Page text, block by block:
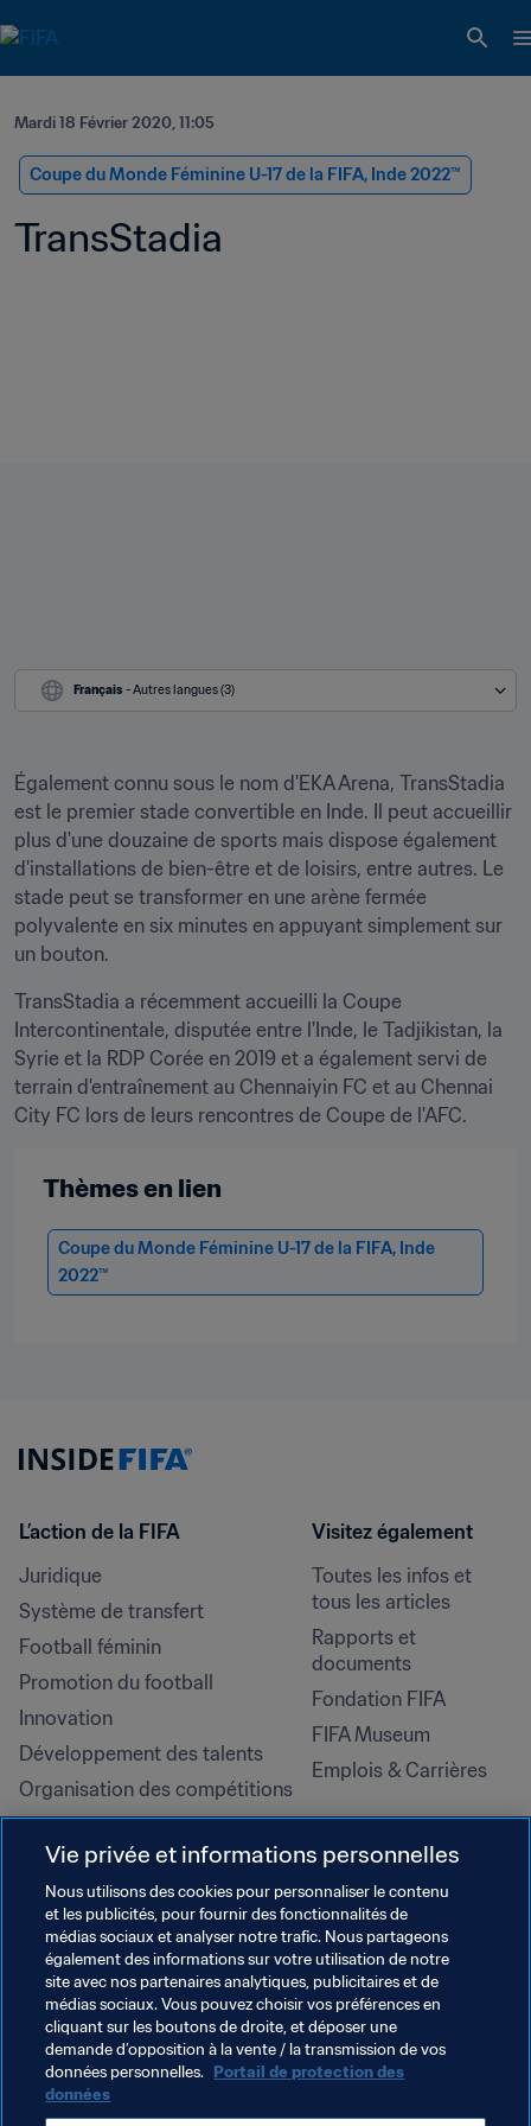
Mardi 18 Février 2020, 11:05
Coupe du Monde Féminine U-17 de la FIFA, Inde 2022™
TransStadia
Français - Autres langues (3)
Également connu sous le nom d'EKA Arena, TransStadia
est le premier stade convertible en Inde. Il peut accueillir
plus d'une douzaine de sports mais dispose également
d'installations de bien-être et de loisirs, entre autres. Le
stade peut se transformer en une arène fermée
polyvalente en six minutes en appuyant simplement sur
un bouton.
TransStadia a récemment accueilli la Coupe
Intercontinentale, disputée entre l'Inde, le Tadjikistan, la
Syrie et la RDP Corée en 2019 et a également servi de
terrain d'entraînement au Chennaiyin FC et au Chennai
City FC lors de leurs rencontres de Coupe de l'AFC.
Thèmes en lien
Coupe du Monde Féminine U-17 de la FIFA, Inde
2022™
L’action de la FIFA
Juridique
Système de transfert
Football féminin
Promotion du football
Innovation
Développement des talents
Organisation des compétitions
Développement durable
Droits de l'homme et lutte contre
la discrimination
Santé et médical
Initiatives en matière de
formation
Visitez également
Toutes les infos et
tous les articles
Rapports et
documents
Fondation FIFA
FIFA Museum
Emplois & Carrières
Vie privée et informations personnelles
Nous utilisons des cookies pour personnaliser le contenu
et les publicités, pour fournir des fonctionnalités de
médias sociaux et analyser notre trafic. Nous partageons
également des informations sur votre utilisation de notre
site avec nos partenaires analytiques, publicitaires et de
médias sociaux. Vous pouvez choisir vos préférences en
cliquant sur les boutons de droite, et déposer une
demande d’opposition à la vente / la transmission de vos
données personnelles. Portail de protection des
données